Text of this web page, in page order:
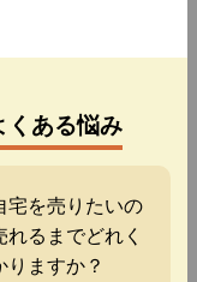
ある悩み
宅を売りたいの
るまでどれく
ますか？